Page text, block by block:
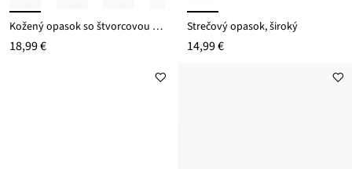
Kožený opasok so štvorcovou sponou
18,99 €
Strečový opasok, široký
14,99 €